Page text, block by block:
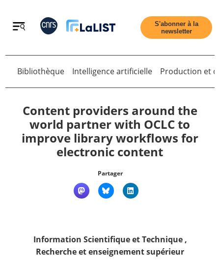
Retour
Accueil
Qui sommes nous ?
Nous suivre
S'abonner à la
newsletter
Retour
Bibliothèque Intelligence artificielle Production et
Content providers around the
world partner with OCLC to
improve library workflows for
electronic content
Partager
Information Scientifique et Technique,
Recherche et enseignement supérieur